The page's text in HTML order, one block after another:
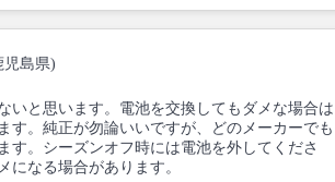
児島県)
いと思います。電池を交換してもダメな場合は
す。純正が勿論いいですが、どのメーカーでも
す。シーズンオフ時には電池を外してくださ
になる場合があります。